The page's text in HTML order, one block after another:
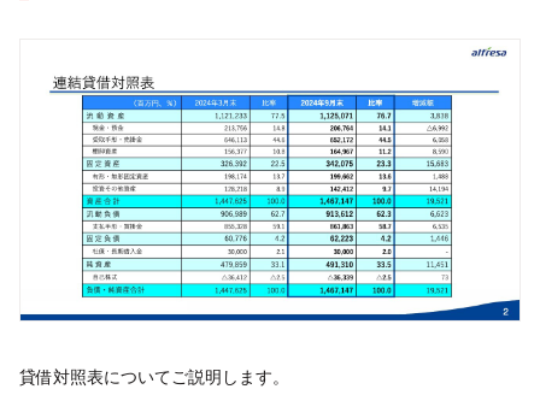
貸借対照表についてご説明します。